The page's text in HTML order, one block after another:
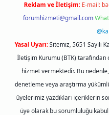
Reklam ve İletişim: E-mail:
forumhizmeti@gmail.com
Yasal Uyarı:Sitemiz, 5651 Sayılı
İletişim Kurumu (BTK) tarafından
hizmet vermektedir. Bu
denetleme veya araştırma
üyelerimiz yazdıkları içeriklerin
üye olarak bu sorumluluğu